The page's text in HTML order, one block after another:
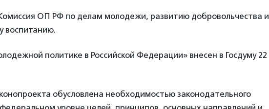
ОП РФ по делам молодежи, развитию добровольчества и
воспитанию.
политике в Российской Федерации» внесен в Госдуму 22
обусловлена необходимостью законодательного